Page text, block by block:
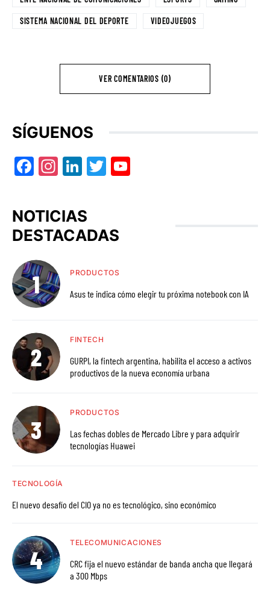
SISTEMA NACIONAL DEL DEPORTE VIDEOJUEGOS
VER COMENTARIOS (0)
SÍGUENOS
Facebook
Instagram
LinkedIn
Twitter
NOTICIAS
DESTACADAS
PRODUCTOS
Asus te indica cómo elegir tu próxima notebook con IA
FINTECH
GURPI, la fintech argentina, habilita el acceso a activos
productivos de la nueva economía urbana
PRODUCTOS
Las fechas dobles de Mercado Libre y para adquirir
tecnologías Huawei
TECNOLOGÍA
El nuevo desafío del CIO ya no es tecnológico, sino económico
TELECOMUNICACIONES
CRC fija el nuevo estándar de banda ancha que llegará
a 300 Mbps